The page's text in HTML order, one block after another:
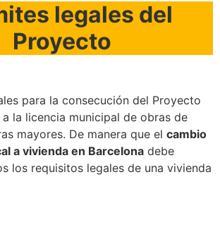
legales del
Proyecto
para la consecución del Proyecto
la licencia municipal de obras de
mayores. De manera que el cambio
a vivienda en Barcelona debe
los requisitos legales de una vivienda